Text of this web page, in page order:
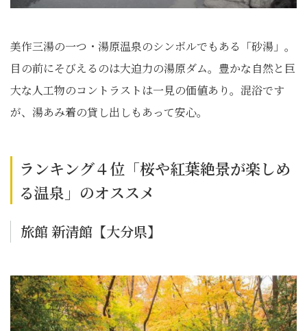
美作三湯の一つ・湯原温泉のシンボルでもある「砂湯」。
目の前にそびえるのは大迫力の湯原ダム。豊かな自然と巨
大な人工物のコントラストは一見の価値あり。混浴です
が、湯あみ着の貸し出しもあって安心。
ランキング４位「桜や紅葉絶景が楽しめ
る温泉」のオススメ
旅館 新清館【大分県】